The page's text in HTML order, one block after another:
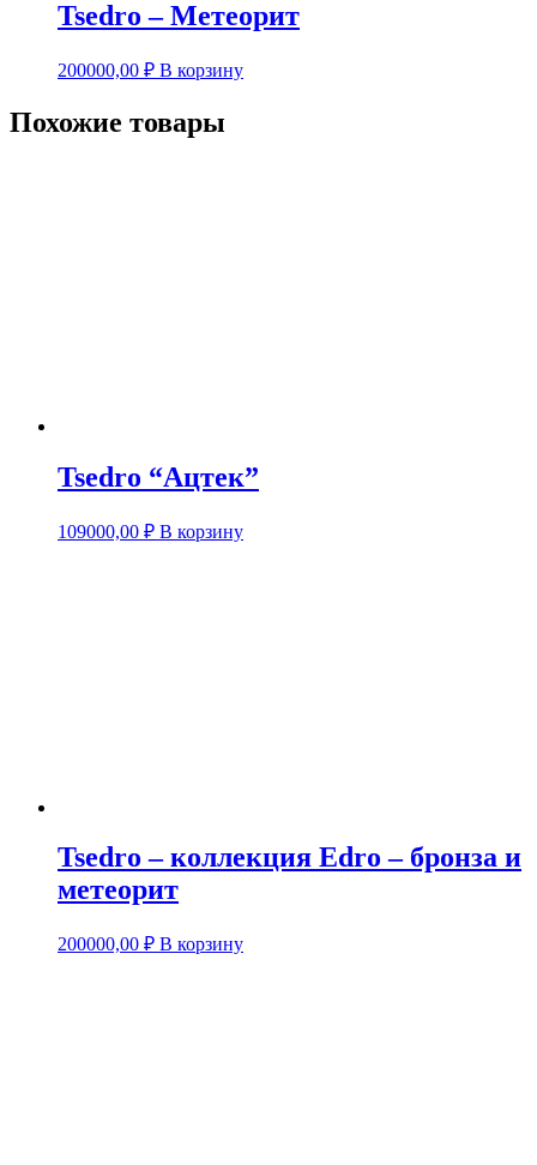
Tsedro – Метеорит
200000,00 ₽ В корзину
Похожие товары
Tsedro “Ацтек”
109000,00 ₽ В корзину
Tsedro – коллекция Edro – бронза и
метеорит
200000,00 ₽ В корзину